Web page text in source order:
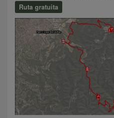
Ruta gratuita